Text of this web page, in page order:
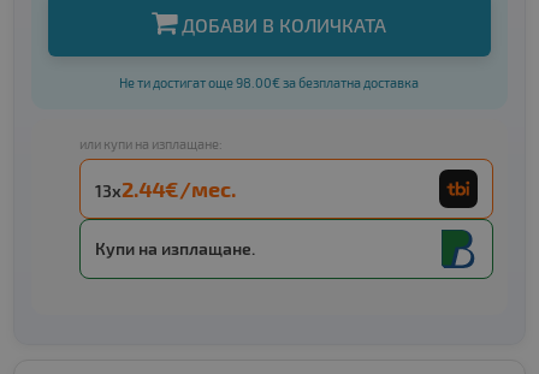
ДОБАВИ В КОЛИЧКАТА
Не ти достигат още 98.00€ за безплатна доставка
или купи на изплащане:
13x2.44€/мес.
Купи на изплащане.